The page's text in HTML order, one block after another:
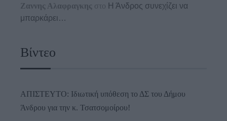
Ζαννης Αλαφραγκης στο Η Άνδρος συνεχίζει να
μπαρκάρει…
Βίντεο
ΑΠΙΣΤΕΥΤΟ: Ιδιωτική υπόθεση το ΔΣ του Δήμου
Άνδρου για την κ. Τσατσομοίρου!